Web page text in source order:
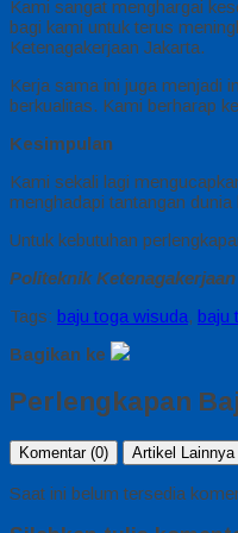
Kami sangat menghargai
bagi kami untuk terus
Ketenagakerjaan Jakarta.
Kerja sama ini juga menjadi
berkualitas. Kami berharap
Kesimpulan
Kami sekali lagi
menghadapi tantangan
Untuk kebutuhan
Politeknik
Tags: baju toga wisuda, baju
Bagikan ke
Perlengkapan
Komentar (0) Artikel Lainnya
Saat ini belum tersedia